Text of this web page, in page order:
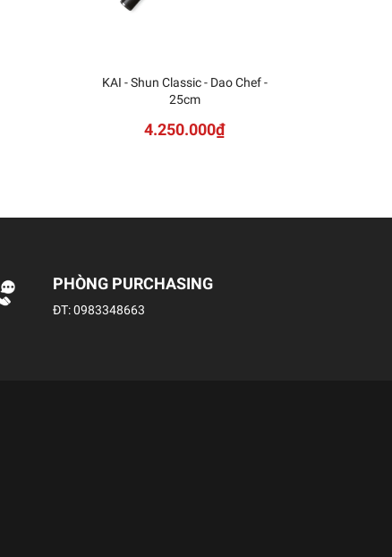
KAI - Shun Classic - Dao Chef -
25cm
4.250.000₫
PHÒNG PURCHASING
ĐT:0983348663